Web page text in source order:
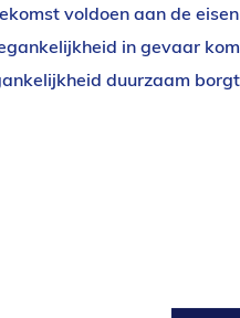
voldoen aan de
in gevaar
duurzaam